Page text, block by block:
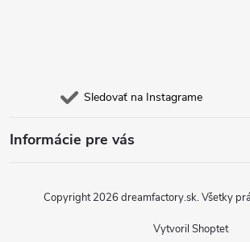
Sledovať na Instagrame
Informácie pre vás
Vytvoril Shoptet
Copyright 2026 dreamfactory.sk. Všetky